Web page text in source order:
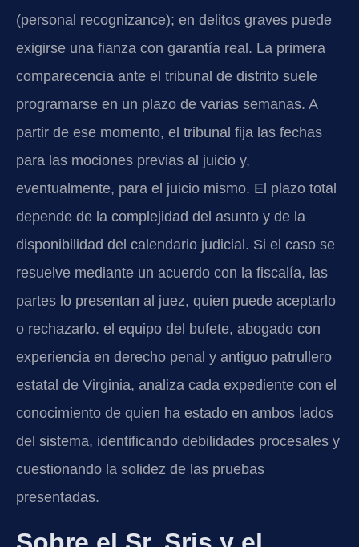
(personal recognizance); en delitos graves puede
exigirse una fianza con garantía real. La primera
comparecencia ante el tribunal de distrito suele
programarse en un plazo de varias semanas. A
partir de ese momento, el tribunal fija las fechas
para las mociones previas al juicio y,
eventualmente, para el juicio mismo. El plazo total
depende de la complejidad del asunto y de la
disponibilidad del calendario judicial. Si el caso se
resuelve mediante un acuerdo con la fiscalía, las
partes lo presentan al juez, quien puede aceptarlo
o rechazarlo. el equipo del bufete, abogado con
experiencia en derecho penal y antiguo patrullero
estatal de Virginia, analiza cada expediente con el
conocimiento de quien ha estado en ambos lados
del sistema, identificando debilidades procesales y
cuestionando la solidez de las pruebas
presentadas.